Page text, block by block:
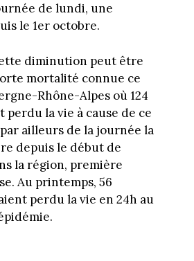
de lundi, une
le 1er octobre.
diminution peut être
mortalité connue ce
Rhône-Alpes où 124
perdu la vie à cause de ce
ailleurs de la journée la
depuis le début de
la région, première
Au printemps, 56
perdu la vie en 24h au